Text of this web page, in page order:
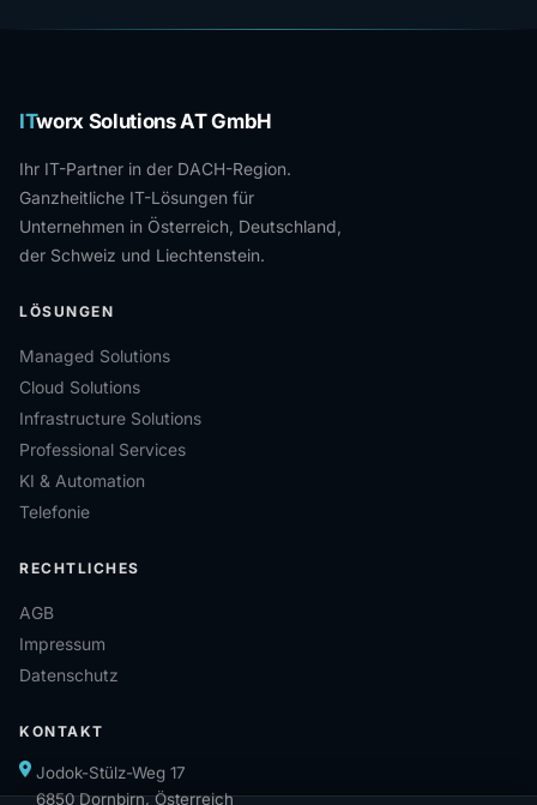
ITworx Solutions AT GmbH
Ihr IT-Partner in der DACH-Region.
Ganzheitliche IT-Lösungen für
Unternehmen in Österreich, Deutschland,
der Schweiz und Liechtenstein.
LÖSUNGEN
Managed Solutions
Cloud Solutions
Infrastructure Solutions
Professional Services
KI & Automation
Telefonie
RECHTLICHES
AGB
Impressum
Datenschutz
KONTAKT
Jodok-Stülz-Weg 17
6850 Dornbirn, Österreich